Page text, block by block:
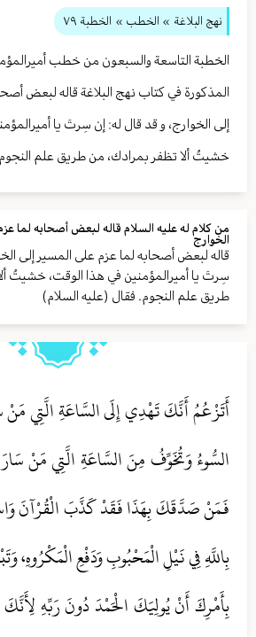
نهج البلاغة » الخطب » الخطبة ٧٩
الخطبة التاسعة والسبعون من خطب
المذكورة في كتاب نهج البلاغة قاله لبعض
إلى الخوارج، و قد قال له: إن سِرتَ يا
خشيتُ ألا تظفر بمرادك، من طريق علم
من كلام له علیه السلام قاله لبعض أصحابه لما
الخوارج
قاله لبعض أصحابه لما عزم على المسير إلى
سِرتَ يا أميرالمؤمنين في هذا الوقت، خشيتُ
طريق علم النجوم. فقال (علیه السلام)
أَتَزْعُمُ أَنَّكَ تَهْدِي إِلَى السَّاعَةِ الَّتِي
السُّوءُ وَتُخَوِّفُ مِنَ السَّاعَةِ الَّتِي مَنْ
فَمَنْ صَدَّقَكَ بِهَذَا فَقَدْ كَذَّبَ الْقُرْآنَ
بِاللَّهِ فِي نَيْلِ الْمَحْبُوبِ وَدَفْعِ الْمَكْرُوهِ،
بِأَمْرِكَ أَنْ يُولِيَكَ الْحَمْدَ دُونَ رَبِّهِ